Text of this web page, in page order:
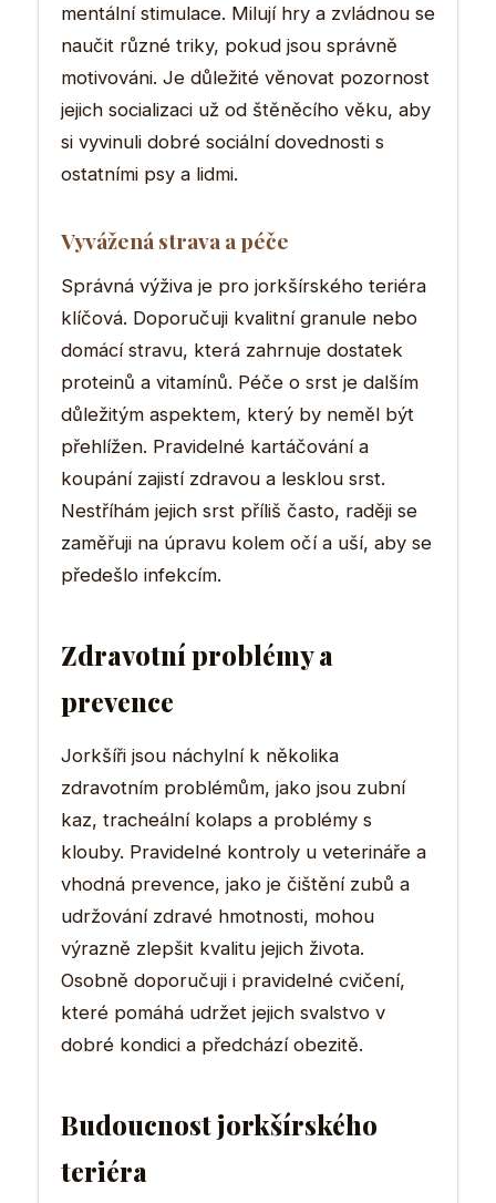
mentální stimulace. Milují hry a zvládnou se
naučit různé triky, pokud jsou správně
motivováni. Je důležité věnovat pozornost
jejich socializaci už od štěněcího věku, aby
si vyvinuli dobré sociální dovednosti s
ostatními psy a lidmi.
Vyvážená strava a péče
Správná výživa je pro jorkšírského teriéra
klíčová. Doporučuji kvalitní granule nebo
domácí stravu, která zahrnuje dostatek
proteinů a vitamínů. Péče o srst je dalším
důležitým aspektem, který by neměl být
přehlížen. Pravidelné kartáčování a
koupání zajistí zdravou a lesklou srst.
Nestříhám jejich srst příliš často, raději se
zaměřuji na úpravu kolem očí a uší, aby se
předešlo infekcím.
Zdravotní problémy a
prevence
Jorkšíři jsou náchylní k několika
zdravotním problémům, jako jsou zubní
kaz, tracheální kolaps a problémy s
klouby. Pravidelné kontroly u veterináře a
vhodná prevence, jako je čištění zubů a
udržování zdravé hmotnosti, mohou
výrazně zlepšit kvalitu jejich života.
Osobně doporučuji i pravidelné cvičení,
které pomáhá udržet jejich svalstvo v
dobré kondici a předchází obezitě.
Budoucnost jorkšírského
teriéra